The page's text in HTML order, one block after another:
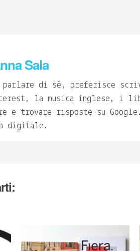
Sala
parlare di sé, preferisce
la musica inglese, i
e trovare risposte su
digitale.